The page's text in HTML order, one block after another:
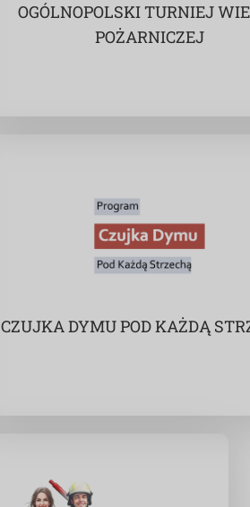
OGÓLNOPOLSKI TURNIEJ
POŻARNICZEJ
CZUJKA DYMU POD KAŻDĄ